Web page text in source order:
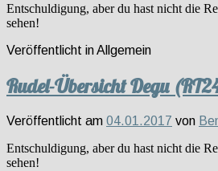
Entschuldigung, aber du hast nicht die
sehen!
Veröffentlicht inAllgemein
Rudel-Übersicht Degu
Veröffentlicht am 04.01.2017 von
Entschuldigung, aber du hast nicht die
sehen!